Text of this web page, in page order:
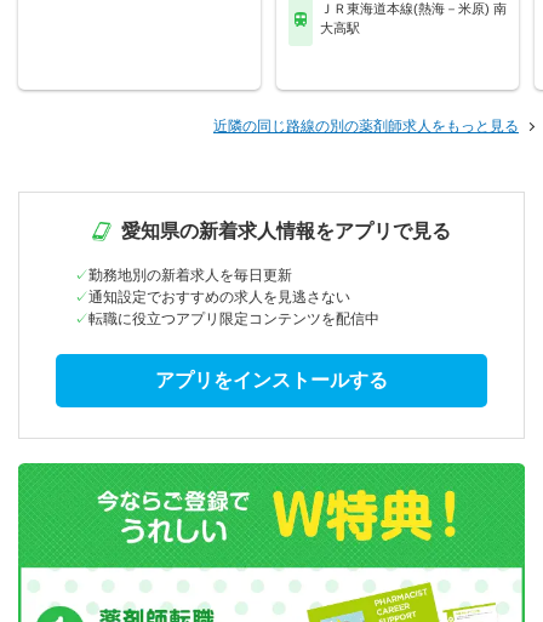
ＪＲ東海道本線(熱海－米原) 南
大高駅
近隣の同じ路線の別の薬剤師求人をもっと見る
愛知県の新着求人情報をアプリで見る
勤務地別の新着求人を毎日更新
通知設定でおすすめの求人を見逃さない
転職に役立つアプリ限定コンテンツを配信中
アプリをインストールする